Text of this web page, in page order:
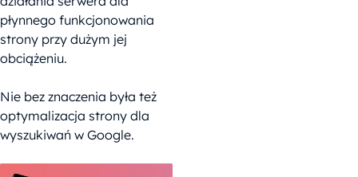
płynnego funkcjonowania
strony przy dużym jej
obciążeniu.
Nie bez znaczenia była też
optymalizacja strony dla
wyszukiwań w Google.